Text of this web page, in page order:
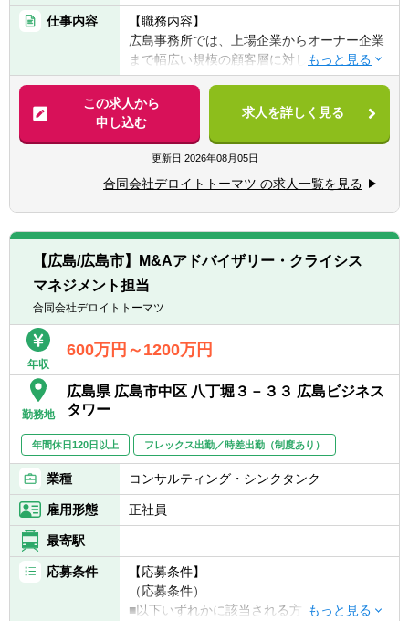
（１）上記募集サービス内容のご経験がある
方
（２）金融機関、コンサルティング会社等
で、法人向けカバレッジ業務や、財務分析、
コンサルティング、投融資業務等のご経験が
ある方
（３）監査法人・税理士法人で監査業務、税
務業務、コンサルティング業務のご経験があ
る方
（４）事業会社で経営企画部門、財務・経理
（５）日本国もしくは米国等の公認会計士の
有資格者・合格者で社会人経験がある方
仕事内容
【職務内容】
広島事務所では、上場企業からオーナー企業
まで幅広い規模の顧客層に対して、On Deal
のM&A実行支援はもちろんのこと、Pre Deal
のM&A戦略策定支援からPost DealのPMI支援
までトータルかつシームレスにサービスを提
供し、顧客の企業価値向上に貢献していま
す。
また、各サービスラインが密に協業している
ため、ご自身の主軸のサービスラインだけで
なく他サービスにも触れる機会があり、M&A
プロセスにおいて幅広い経験を積むことがで
きます。
（業務内容）
広島事務所における業務内容は以下となりま
す。
M&A事業
(イ) M&Aトランザクションサービス（財務
DD/財務モデリングサービス）
(ウ) バリュエーション・モデリングサービス
(エ) ストラテジーサービス
クライシスマネジメント事業
(ア) 再生・再編
(イ) 不正調査・訴訟支援
この求人から
申し込む
求人を詳しく見る
更新日 2026年08月05日
合同会社デロイトトーマツ の求人一覧を見る
【広島/広島市】M&Aアドバイザリー・クライシス
マネジメント担当
合同会社デロイトトーマツ
年収
600万円～1200万円
勤務地
広島県 広島市中区 八丁堀３－３３ 広島ビジネス
タワー
年間休日120日以上 フレックス出勤／時差出勤（制度あり）
業種 コンサルティング・シンクタンク
雇用形態 正社員
最寄駅
応募条件
【応募条件】
（応募条件）
■以下いずれかに該当される方